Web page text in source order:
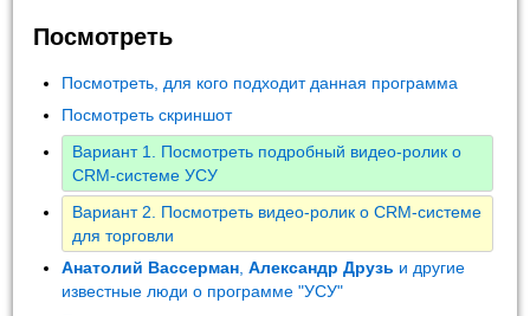
Посмотреть
Посмотреть, для кого подходит данная программа
Посмотреть скриншот
Вариант 1. Посмотреть подробный видео-ролик о
CRM-системе УСУ
Вариант 2. Посмотреть видео-ролик о CRM-системе
для торговли
Анатолий Вассерман ,Александр Друзь и другие
известные люди о программе "УСУ"